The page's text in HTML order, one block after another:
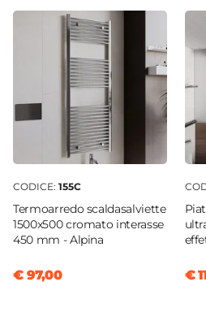
CODICE: 155C
Termoarredo scaldasalviette
1500x500 cromato interasse
450 mm - Alpina
€ 97,00 €